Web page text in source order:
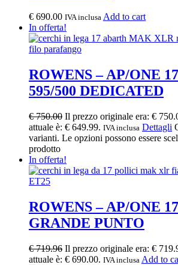
€ 690.00 IVA inclusa Add to cart
In offerta!
ROWENS – AP/ONE
595/500 DEDICATED
€750.00 Il prezzo originale era: €
attuale è: € 649.99. IVA inclusa Dettagli
varianti. Le opzioni possono essere
prodotto
In offerta!
ROWENS – AP/ONE
GRANDE PUNTO
€719.96 Il prezzo originale era: €
attuale è: € 690.00. IVA inclusa Add to